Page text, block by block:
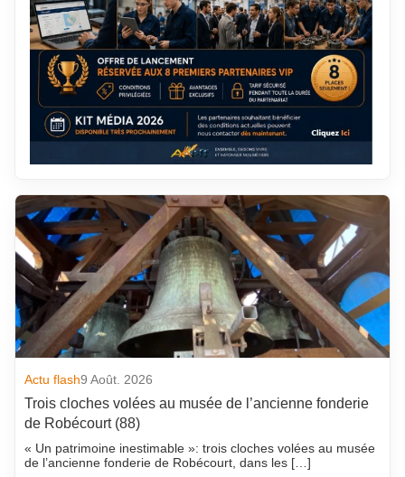
Actu flash9 Août. 2026
Trois cloches volées au musée de l’ancienne fonderie
de Robécourt (88)
« Un patrimoine inestimable »: trois cloches volées au musée
de l’ancienne fonderie de Robécourt, dans les […]